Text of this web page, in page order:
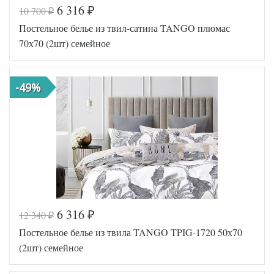
Код товара
578-255
Артикул
TT1210
44
Размер
пододеяльника
150х200
(2шт)
Размер
простыни
50х70
Производитель
Tango
(Китай)
Код товара
578-144
Артикул
TT1230
Ткань
Размер
150х200
10 700₽ 6 316 ₽
Постельное белье из твил-сатина TANGO плюмас
70х70 (2шт) семейное
-49%
12 340₽ 6 316 ₽
Постельное белье из твила TANGO TPIG-1720 50х70
(2шт) семейное